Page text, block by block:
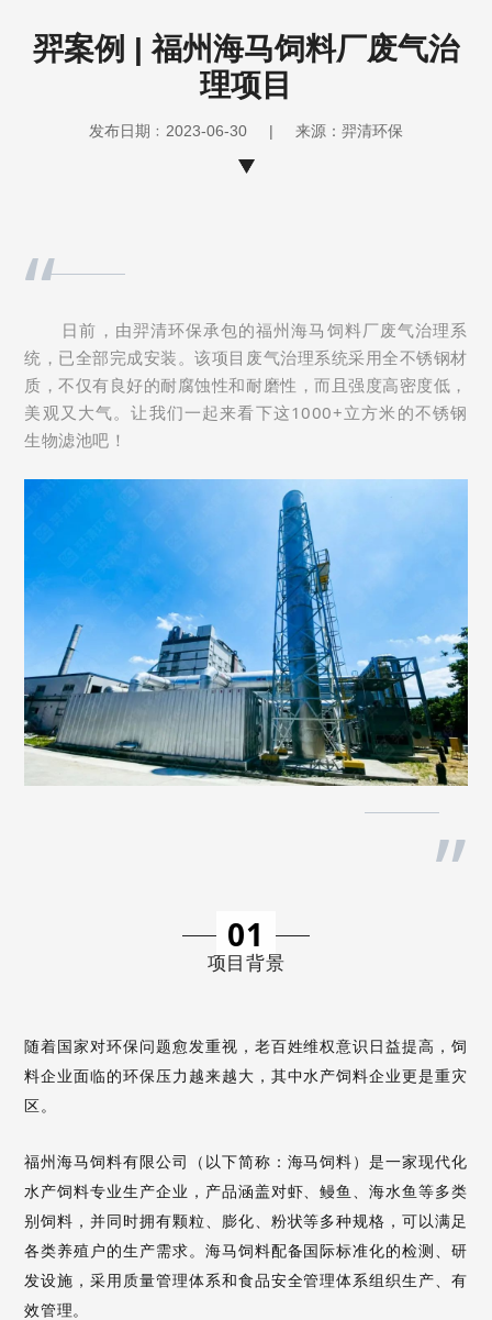
多类别饲料，并同时拥有颗粒、膨化、粉状等多种规格，可以满
足各类养殖户的生产需求。海马饲料配备国际标准化的检测、研
车间及周边环境造成污染，影响工作人员和附近居民的身体健
羿案例 | 福州海马饲料厂废气治
理项目
发布日期﹕2023-06-30 | 来源：羿清环保
“ 日前，由羿清环保承包的福州海马饲料厂废气治理系
统，已全部完成安装。该项目废气治理系统采用全不锈钢材
质，不仅有良好的耐腐蚀性和耐磨性，而且强度高密度低，
美观又大气。让我们一起来看下这1000+立方米的不锈钢
生物滤池吧！
”
01
项目背景
随着国家对环保问题愈发重视，老百姓维权意识日益提高，饲
料企业面临的环保压力越来越大，其中水产饲料企业更是重灾
区。
福州海马饲料有限公司（以下简称：海马饲料）是一家现代化
水产饲料专业生产企业，产品涵盖对虾、鳗鱼、海水鱼等多类
别饲料，并同时拥有颗粒、膨化、粉状等多种规格，可以满足
各类养殖户的生产需求。海马饲料配备国际标准化的检测、研
发设施，采用质量管理体系和食品安全管理体系组织生产、有
效管理。